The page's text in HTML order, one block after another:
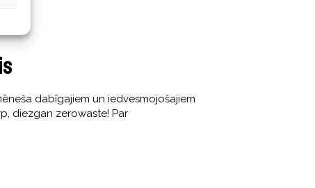
dabīgajiem un iedvesmojošajiem
diezgan zerowaste! Par